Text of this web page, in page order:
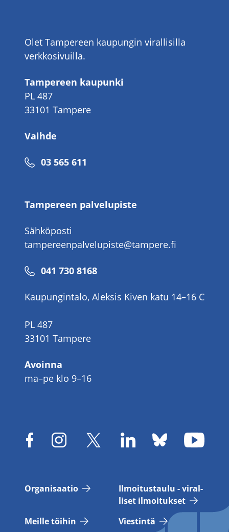
Olet Tampereen kaupungin virallisilla
verkkosivuilla.
Tampereen kaupunki
PL 487
33101 Tampere
Vaihde
Puhelinnumero
03 565 611
Tampereen palvelupiste
Sähköposti
tampereenpalvelupiste@tampere.fi
Puhelinnumero
041 730 8168
Kaupungintalo, Aleksis Kiven katu 14–16 C
PL 487
33101 Tampere
Avoinna
ma–pe klo 9–16
Or­ga­ni­saa­tio
Il­moi­tus­tau­lu - vi­ral­
li­set il­moi­tuk­set
Meil­le töi­hin
Vies­tin­tä